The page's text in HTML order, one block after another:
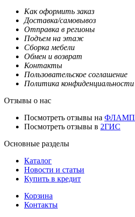
Как оформить заказ
Доставка/самовывоз
Отправка в регионы
Подъем на этаж
Сборка мебели
Обмен и возврат
Контакты
Пользовательское соглашение
Политика конфиденциальности
Отзывы о нас
Посмотреть отзывы на ФЛАМП
Посмотреть отзывы в 2ГИС
Основные разделы
Каталог
Новости и статьи
Купить в кредит
Корзина
Контакты